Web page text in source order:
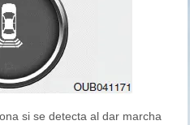
si se detecta al dar marcha